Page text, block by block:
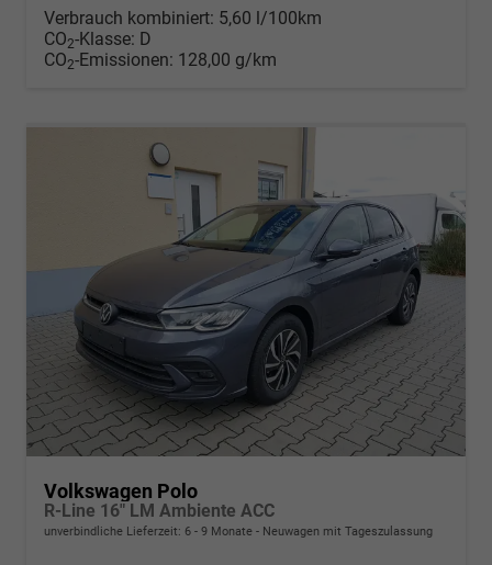
Verbrauch kombiniert: 5,60 l/100km
CO2-Klasse: D
CO2-Emissionen: 128,00 g/km
Volkswagen Polo
R-Line 16" LM Ambiente ACC
unverbindliche Lieferzeit: 6 - 9 Monate Neuwagen mit Tageszulassung